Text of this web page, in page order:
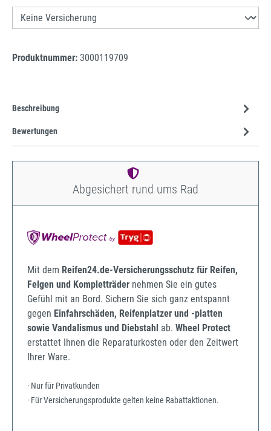
Produktnummer: 3000119709
Beschreibung
Bewertungen
Abgesichert rund ums Rad
Mit dem Reifen24.de-Versicherungsschutz für Reifen,
Felgen und Kompletträder nehmen Sie ein gutes
Gefühl mit an Bord. Sichern Sie sich ganz entspannt
gegen Einfahrschäden, Reifenplatzer und -platten
sowie Vandalismus und Diebstahl ab. Wheel Protect
erstattet Ihnen die Reparaturkosten oder den Zeitwert
Ihrer Ware.
· Nur für Privatkunden
· Für Versicherungsprodukte gelten keine Rabattaktionen.